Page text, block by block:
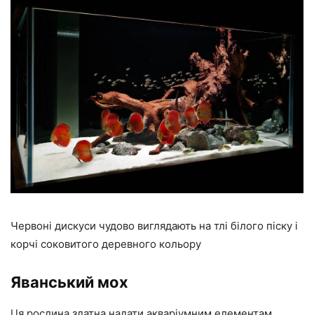
Червоні дискуси чудово виглядають на тлі білого піску і
корчі соковитого деревного кольору
Яванський мох